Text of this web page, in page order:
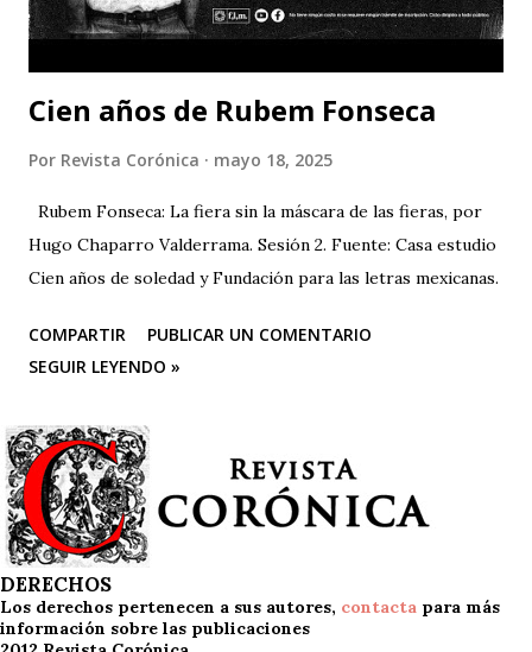
Cien años de Rubem Fonseca
Por Revista Corónica mayo 18, 2025
Rubem Fonseca: La fiera sin la máscara de las fieras, por
Hugo Chaparro Valderrama. Sesión 2. Fuente: Casa estudio
Cien años de soledad y Fundación para las letras mexicanas.
COMPARTIR
PUBLICAR UN COMENTARIO
SEGUIR LEYENDO »
DERECHOS
Los derechos pertenecen a sus autores, contacta para más
información sobre las publicaciones